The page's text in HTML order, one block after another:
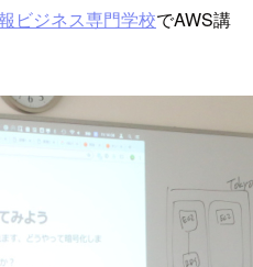
ビジネス専門学校でAWS講